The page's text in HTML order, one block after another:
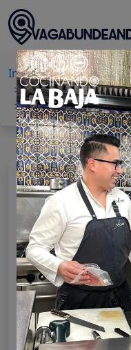
Inicio Baja California
Actividades
Centro Cultural
CENTRO
¿Ya los